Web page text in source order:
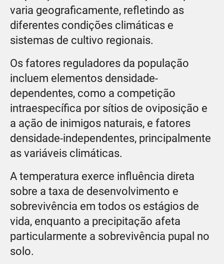
varia geograficamente, refletindo as
diferentes condições climáticas e
sistemas de cultivo regionais.
Os fatores reguladores da população
incluem elementos densidade-
dependentes, como a competição
intraespecífica por sítios de oviposição e
a ação de inimigos naturais, e fatores
densidade-independentes, principalmente
as variáveis climáticas.
A temperatura exerce influência direta
sobre a taxa de desenvolvimento e
sobrevivência em todos os estágios de
vida, enquanto a precipitação afeta
particularmente a sobrevivência pupal no
solo.